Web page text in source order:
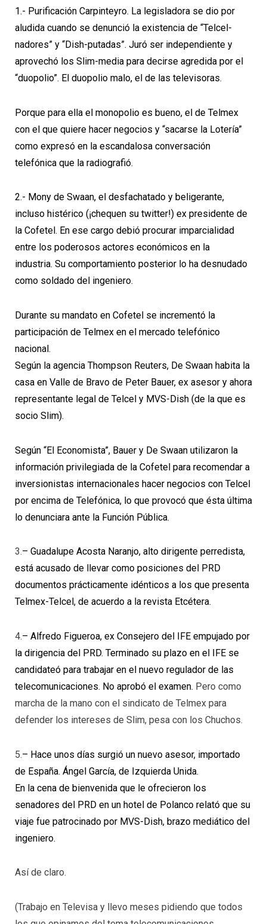
1.- Purificación Carpinteyro. La legisladora se dio por
aludida cuando se denunció la existencia de “Telcel-
nadores” y “Dish-putadas”. Juró ser independiente y
aprovechó los Slim-media para decirse agredida por el
“duopolio”. El duopolio malo, el de las televisoras.
Porque para ella el monopolio es bueno, el de Telmex
con el que quiere hacer negocios y “sacarse la Lotería”
como expresó en la escandalosa conversación
telefónica que la radiografió.
2.- Mony de Swaan, el desfachatado y beligerante,
incluso histérico (¡chequen su twitter!) ex presidente de
la Cofetel. En ese cargo debió procurar imparcialidad
entre los poderosos actores económicos en la
industria. Su comportamiento posterior lo ha desnudado
como soldado del ingeniero.
Durante su mandato en Cofetel se incrementó la
participación de Telmex en el mercado telefónico
nacional.
Según la agencia Thompson Reuters, De Swaan habita la
casa en Valle de Bravo de Peter Bauer, ex asesor y ahora
representante legal de Telcel y MVS-Dish (de la que es
socio Slim).
Según “El Economista”, Bauer y De Swaan utilizaron la
información privilegiada de la Cofetel para recomendar a
inversionistas internacionales hacer negocios con Telcel
por encima de Telefónica, lo que provocó que ésta última
lo denunciara ante la Función Pública.
3.– Guadalupe Acosta Naranjo, alto dirigente perredista,
está acusado de llevar como posiciones del PRD
documentos prácticamente idénticos a los que presenta
Telmex-Telcel, de acuerdo a la revista Etcétera.
4.– Alfredo Figueroa, ex Consejero del IFE empujado por
la dirigencia del PRD. Terminado su plazo en el IFE se
candidateó para trabajar en el nuevo regulador de las
telecomunicaciones. No aprobó el examen. Pero como
marcha de la mano con el sindicato de Telmex para
defender los intereses de Slim, pesa con los Chuchos.
5.– Hace unos días surgió un nuevo asesor, importado
de España. Ángel García, de Izquierda Unida.
En la cena de bienvenida que le ofrecieron los
senadores del PRD en un hotel de Polanco relató que su
viaje fue patrocinado por MVS-Dish, brazo mediático del
ingeniero.
Así de claro.
(Trabajo en Televisa y llevo meses pidiendo que todos